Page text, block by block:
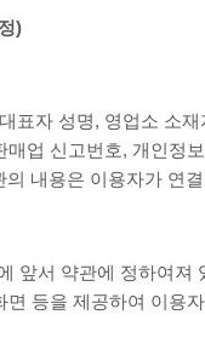
)
표자 성명, 영업소 소
업 신고번호, 개인정
내용은 이용자가 연
앞서 약관에 정하여져
등을 제공하여 이용